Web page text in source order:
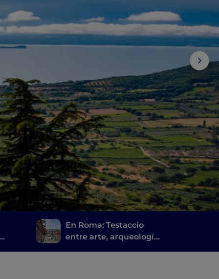
En Roma: Testaccio
entre arte, arqueología